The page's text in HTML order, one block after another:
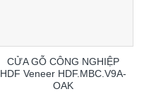
CỬA GỖ CÔNG NGHIỆP
HDF Veneer HDF.MBC.V9A-
OAK